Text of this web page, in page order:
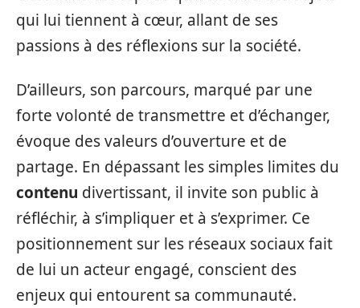
qui lui tiennent à cœur, allant de ses
passions à des réflexions sur la société.
D’ailleurs, son parcours, marqué par une
forte volonté de transmettre et d’échanger,
évoque des valeurs d’ouverture et de
partage. En dépassant les simples limites du
contenu divertissant, il invite son public à
réfléchir, à s’impliquer et à s’exprimer. Ce
positionnement sur les réseaux sociaux fait
de lui un acteur engagé, conscient des
enjeux qui entourent sa communauté.